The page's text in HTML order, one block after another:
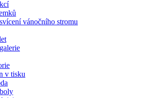
vánočního stromu
v tisku